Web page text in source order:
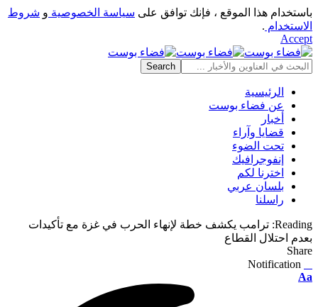
باستخدام هذا الموقع ، فإنك توافق على سياسة الخصوصية و شروط
الاستخدام .
Accept
الرئيسية
عن فضاء بوست
أخبار
قضايا وآراء
تحت الضوء
إنفوجرافيك
اخترنا لكم
بلسان عربي
راسلنا
Reading: ترامب يكشف خطة لإنهاء الحرب في غزة مع تأكيدات
بعدم احتلال القطاع
Share
Notification
Font
Aa